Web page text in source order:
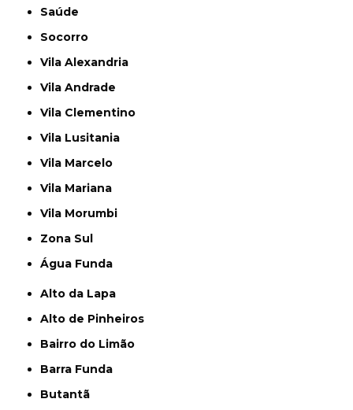
Saúde
Socorro
Vila Alexandria
Vila Andrade
Vila Clementino
Vila Lusitania
Vila Marcelo
Vila Mariana
Vila Morumbi
Zona Sul
Água Funda
Alto da Lapa
Alto de Pinheiros
Bairro do Limão
Barra Funda
Butantã